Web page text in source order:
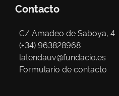
Contacto
C/ Amadeo de Saboya, 4
(+34) 963828968
latendauv@fundacio.es
Formulario de contacto